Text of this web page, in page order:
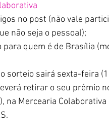
no post (não vale
não seja o pessoal);
para quem é de Brasília
sorteio sairá sexta-feira
retirar o seu prêmio
na Mercearia